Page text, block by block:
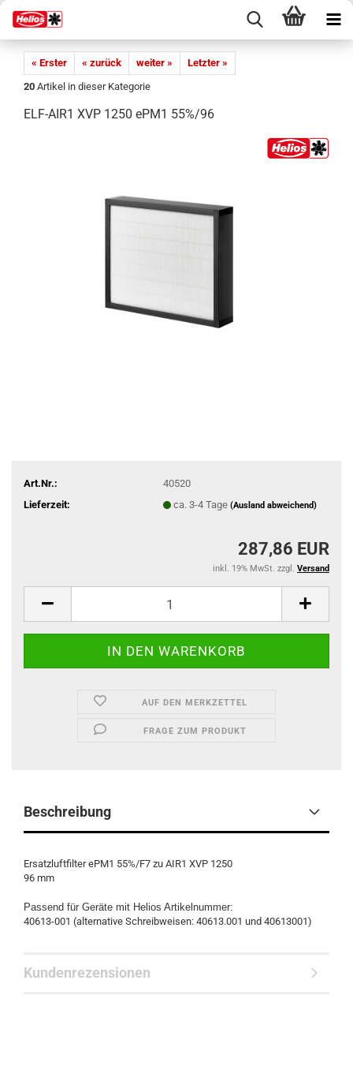
« Erster « zurück weiter »
Letzter »
20 Artikel in dieser Kategorie
ELF-AIR1 XVP 1250 ePM1 55%/96
Art.Nr.:
40520
Lieferzeit:
ca. 3-4 Tage (Ausland abweichend)
287,86 EUR
inkl. 19% MwSt. zzgl. Versand
AUF DEN MERKZETTEL
FRAGE ZUM PRODUKT
Beschreibung
Ersatzluftfilter ePM1 55%/F7 zu AIR1 XVP 1250
96 mm
Passend für Geräte mit Helios Artikelnummer:
40613-001 (alternative Schreibweisen: 40613.001 und 40613001)
Kundenrezensionen